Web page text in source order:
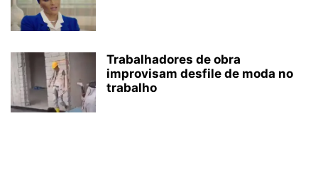
Trabalhadores de obra
improvisam desfile de moda no
trabalho